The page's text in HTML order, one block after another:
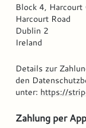
Block 4, Harcourt
Harcourt Road
Dublin 2
Ireland
Details zur
den
unter: https://
Zahlung per